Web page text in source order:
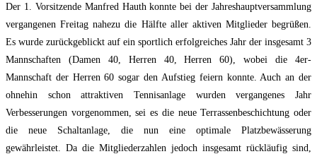
Der 1. Vorsitzende Manfred Hauth konnte bei der Jahreshauptversammlung
vergangenen Freitag nahezu die Hälfte aller aktiven Mitglieder begrüßen.
Es wurde zurückgeblickt auf ein sportlich erfolgreiches Jahr der insgesamt 3
Mannschaften (Damen 40, Herren 40, Herren 60), wobei die 4er-
Mannschaft der Herren 60 sogar den Aufstieg feiern konnte. Auch an der
ohnehin schon attraktiven Tennisanlage wurden vergangenes Jahr
Verbesserungen vorgenommen, sei es die neue Terrassenbeschichtung oder
die neue Schaltanlage, die nun eine optimale Platzbewässerung
gewährleistet. Da die Mitgliederzahlen jedoch insgesamt rückläufig sind,